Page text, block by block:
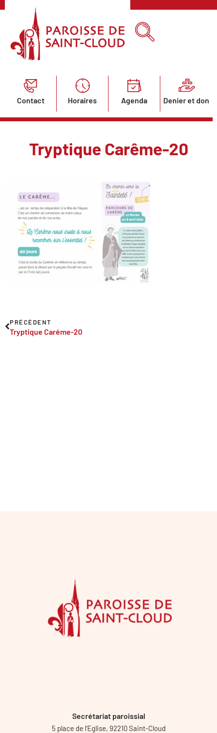
Contact Horaires Agenda Denier et don
Tryptique Carême-20
PRÉCÉDENT
Tryptique Carême-20
Secrétariat paroissial
5 place de l’Eglise, 92210 Saint-Cloud